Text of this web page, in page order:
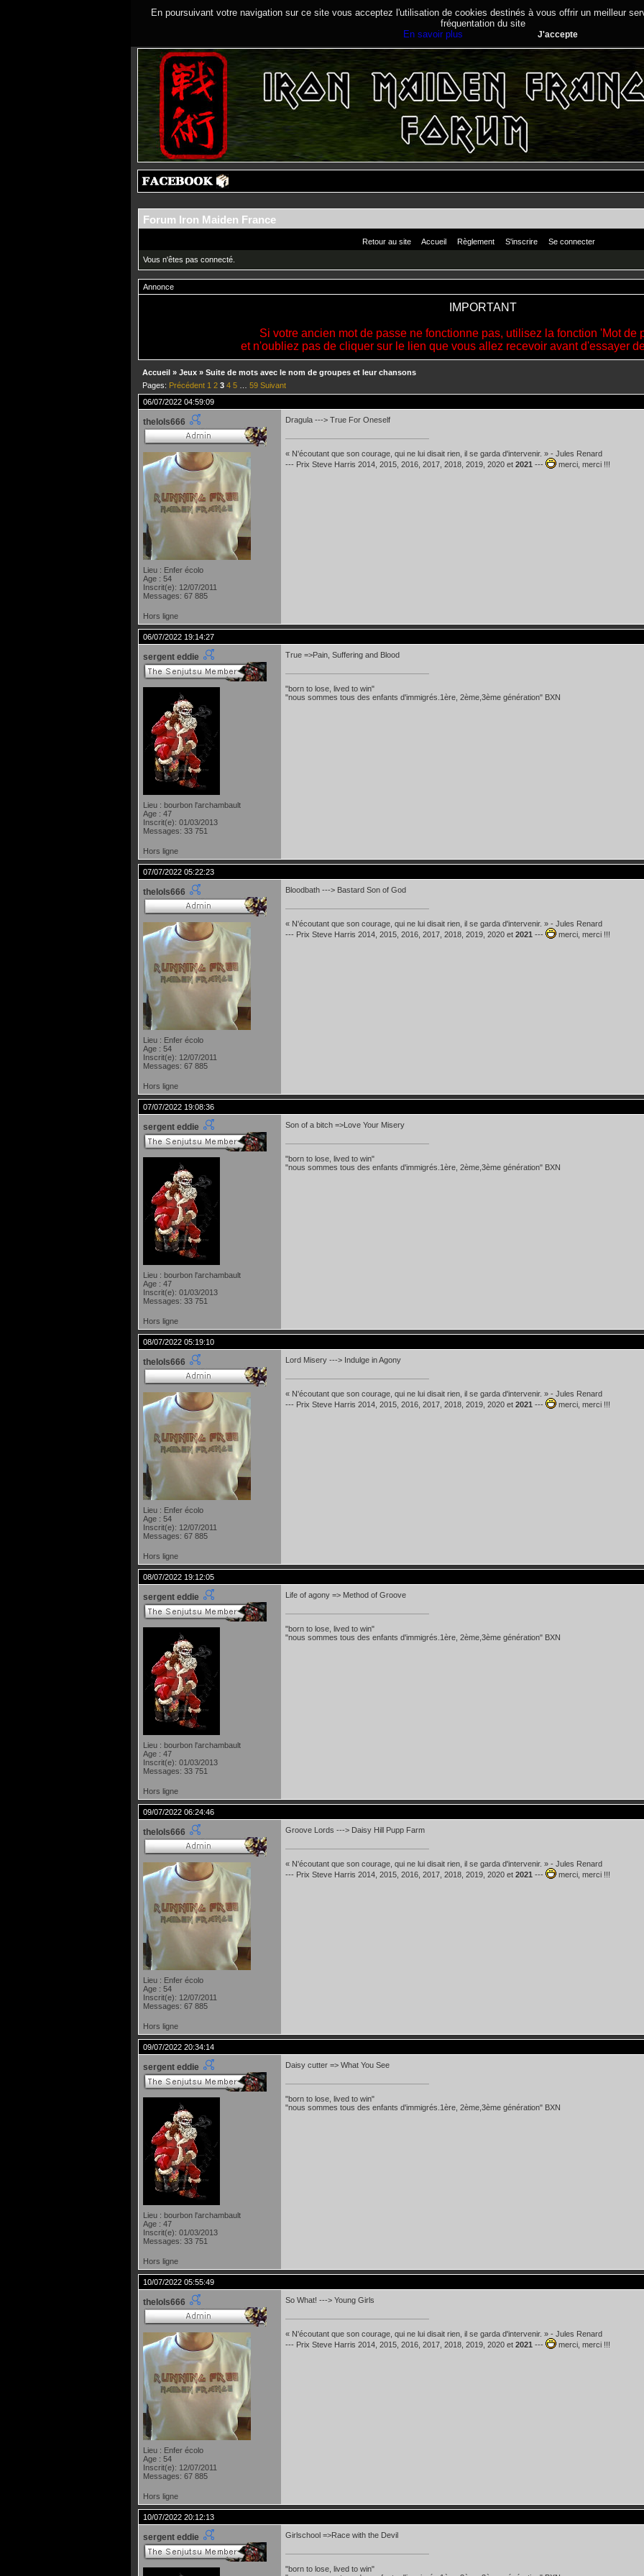
En poursuivant votre navigation sur ce site vous acceptez l'utilisation de cookies destinés à vous offrir un meilleur
fréquentation du site
En savoir plus
J'accepte
Forum Iron Maiden France
Retour au site Accueil Règlement S'inscrire Se connecter
Vous n'êtes pas connecté.
Annonce
IMPORTANT
Si votre ancien mot de passe ne fonctionne pas, utilisez la fonction 'Mot de
et n'oubliez pas de cliquer sur le lien que vous allez recevoir avant d'essayer
Accueil » Jeux » Suite de mots avec le nom de groupes et leur chansons
Pages: Précédent 1 2 3 4 5 59 Suivant
06/07/2022 04:59:09
thelols666
Lieu : Enfer écolo
Age : 54
Inscrit(e): 12/07/2011
Messages: 67 885
Dragula ---> True For Oneself
« N'écoutant que son courage, qui ne lui disait rien, il se garda d'intervenir. » - Jules Renard
--- Prix Steve Harris 2014, 2015, 2016, 2017, 2018, 2019, 2020 et 2021 --- merci, merci !!!
Hors ligne
06/07/2022 19:14:27
sergent eddie
Lieu : bourbon l'archambault
Age : 47
Inscrit(e): 01/03/2013
Messages: 33 751
True =>Pain, Suffering and Blood
"born to lose, lived to win"
"nous sommes tous des enfants d'immigrés.1ère, 2ème,3ème génération" BXN
Hors ligne
07/07/2022 05:22:23
thelols666
Lieu : Enfer écolo
Age : 54
Inscrit(e): 12/07/2011
Messages: 67 885
Bloodbath ---> Bastard Son of God
« N'écoutant que son courage, qui ne lui disait rien, il se garda d'intervenir. » - Jules Renard
--- Prix Steve Harris 2014, 2015, 2016, 2017, 2018, 2019, 2020 et 2021 --- merci, merci !!!
Hors ligne
07/07/2022 19:08:36
sergent eddie
Lieu : bourbon l'archambault
Age : 47
Inscrit(e): 01/03/2013
Messages: 33 751
Son of a bitch =>Love Your Misery
"born to lose, lived to win"
"nous sommes tous des enfants d'immigrés.1ère, 2ème,3ème génération" BXN
Hors ligne
08/07/2022 05:19:10
thelols666
Lieu : Enfer écolo
Age : 54
Inscrit(e): 12/07/2011
Messages: 67 885
Lord Misery ---> Indulge in Agony
« N'écoutant que son courage, qui ne lui disait rien, il se garda d'intervenir. » - Jules Renard
--- Prix Steve Harris 2014, 2015, 2016, 2017, 2018, 2019, 2020 et 2021 --- merci, merci !!!
Hors ligne
08/07/2022 19:12:05
sergent eddie
Lieu : bourbon l'archambault
Age : 47
Inscrit(e): 01/03/2013
Messages: 33 751
Life of agony => Method of Groove
"born to lose, lived to win"
"nous sommes tous des enfants d'immigrés.1ère, 2ème,3ème génération" BXN
Hors ligne
09/07/2022 06:24:46
thelols666
Lieu : Enfer écolo
Age : 54
Inscrit(e): 12/07/2011
Messages: 67 885
Groove Lords ---> Daisy Hill Pupp Farm
« N'écoutant que son courage, qui ne lui disait rien, il se garda d'intervenir. » - Jules Renard
--- Prix Steve Harris 2014, 2015, 2016, 2017, 2018, 2019, 2020 et 2021 --- merci, merci !!!
Hors ligne
09/07/2022 20:34:14
sergent eddie
Lieu : bourbon l'archambault
Age : 47
Inscrit(e): 01/03/2013
Messages: 33 751
Daisy cutter => What You See
"born to lose, lived to win"
"nous sommes tous des enfants d'immigrés.1ère, 2ème,3ème génération" BXN
Hors ligne
10/07/2022 05:55:49
thelols666
Lieu : Enfer écolo
Age : 54
Inscrit(e): 12/07/2011
Messages: 67 885
So What! ---> Young Girls
« N'écoutant que son courage, qui ne lui disait rien, il se garda d'intervenir. » - Jules Renard
--- Prix Steve Harris 2014, 2015, 2016, 2017, 2018, 2019, 2020 et 2021 --- merci, merci !!!
Hors ligne
10/07/2022 20:12:13
sergent eddie Girlschool =>Race with the Devil
"born to lose, lived to win"